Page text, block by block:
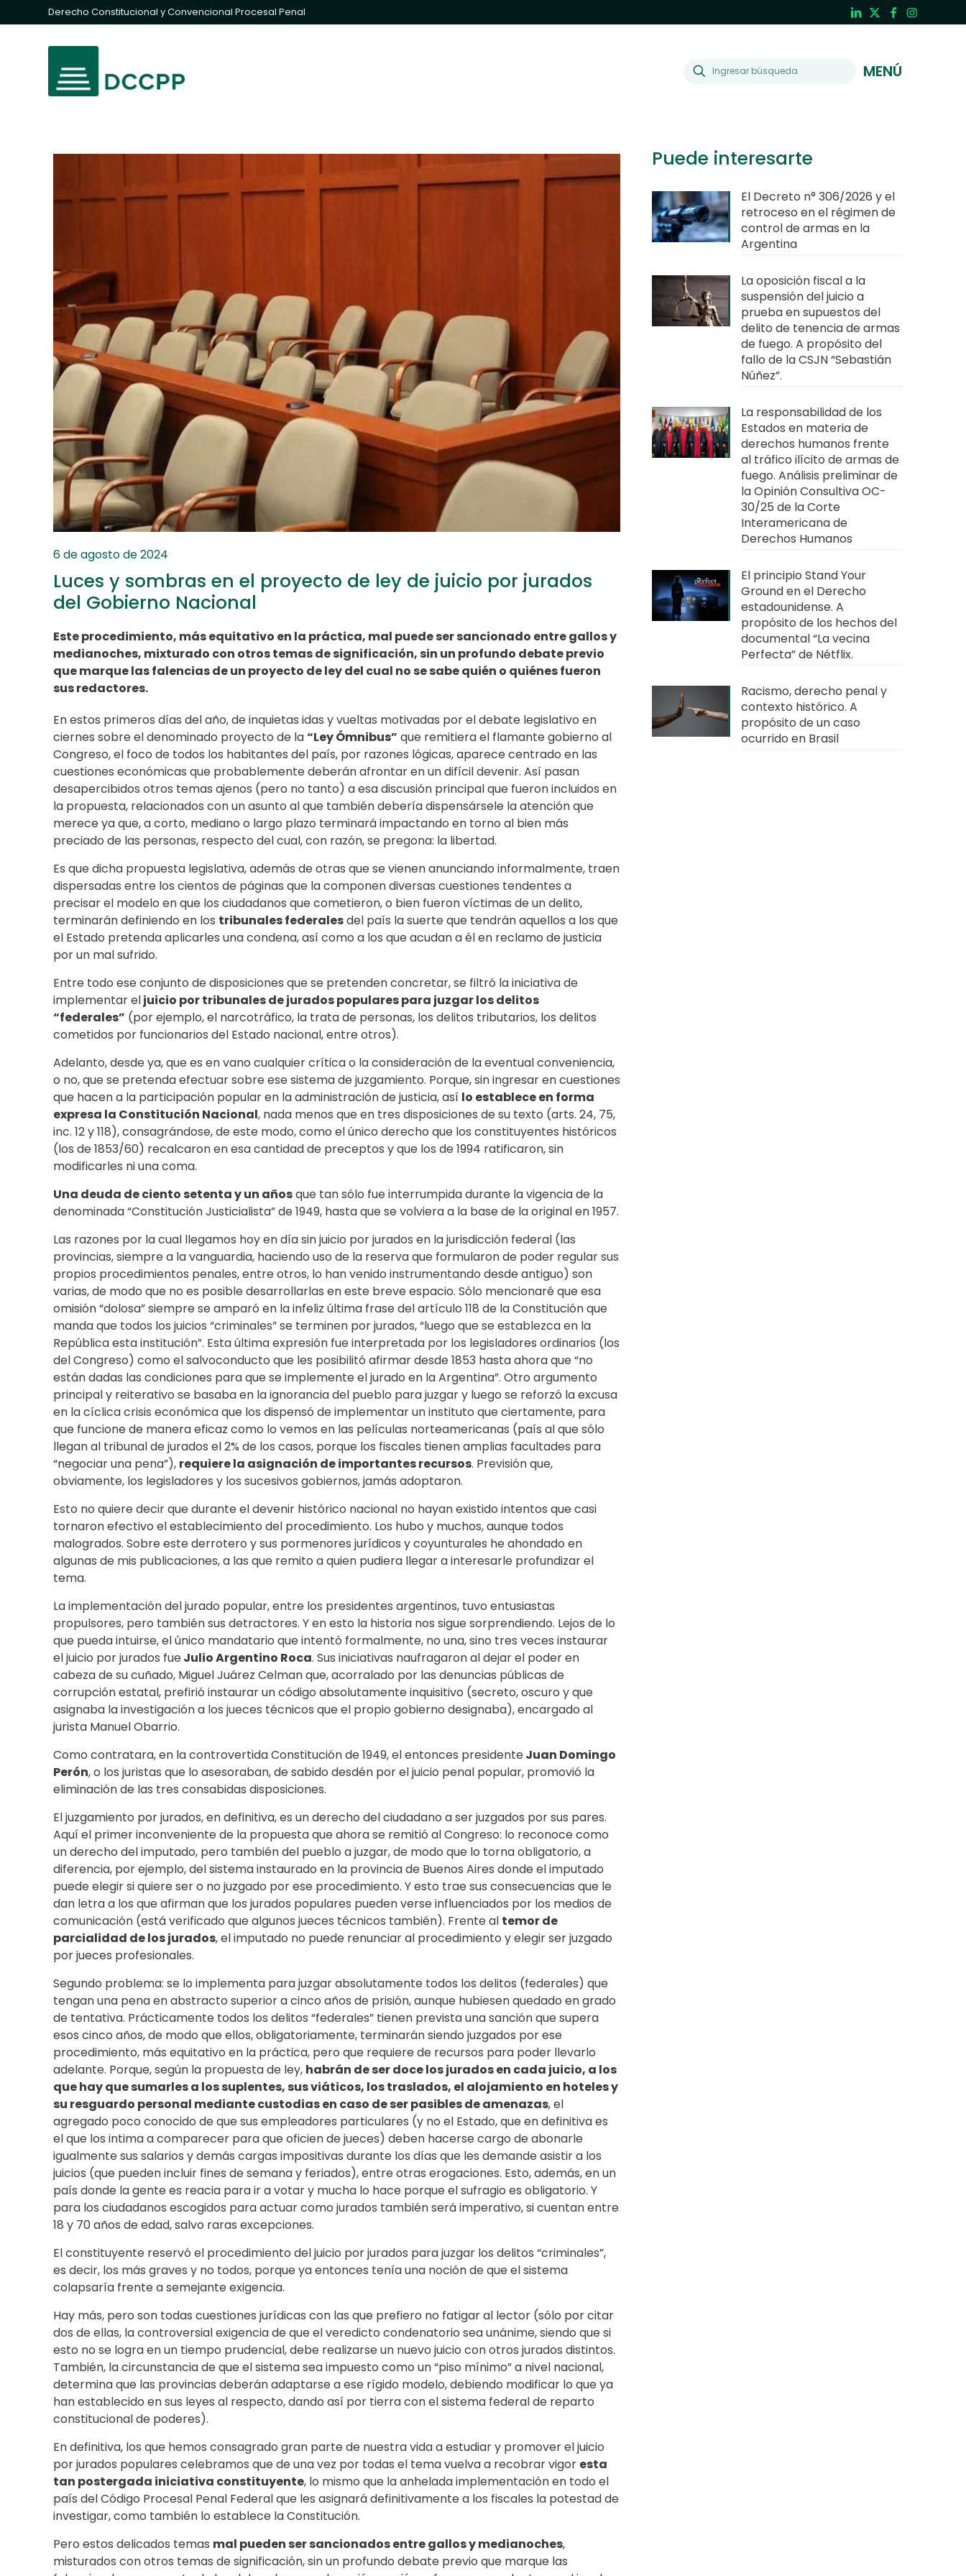
Derecho Constitucional y Convencional Procesal Penal
MENÚ
6 de agosto de 2024
Luces y sombras en el proyecto de ley de juicio por jurados
del Gobierno Nacional
Este procedimiento, más equitativo en la práctica, mal puede ser sancionado entre gallos y
medianoches, mixturado con otros temas de significación, sin un profundo debate previo
que marque las falencias de un proyecto de ley del cual no se sabe quién o quiénes fueron
sus redactores.
En estos primeros días del año, de inquietas idas y vueltas motivadas por el debate legislativo en
ciernes sobre el denominado proyecto de la“Ley Ómnibus” que remitiera el flamante gobierno al
Congreso, el foco de todos los habitantes del país, por razones lógicas, aparece centrado en las
cuestiones económicas que probablemente deberán afrontar en un difícil devenir. Así pasan
desapercibidos otros temas ajenos (pero no tanto) a esa discusión principal que fueron incluidos en
la propuesta, relacionados con un asunto al que también debería dispensársele la atención que
merece ya que, a corto, mediano o largo plazo terminará impactando en torno al bien más
preciado de las personas, respecto del cual, con razón, se pregona: la libertad.
Es que dicha propuesta legislativa, además de otras que se vienen anunciando informalmente, traen
dispersadas entre los cientos de páginas que la componen diversas cuestiones tendentes a
precisar el modelo en que los ciudadanos que cometieron, o bien fueron víctimas de un delito,
terminarán definiendo en los tribunales federalesdel país la suerte que tendrán aquellos a los que
el Estado pretenda aplicarles una condena, así como a los que acudan a él en reclamo de justicia
por un mal sufrido.
Entre todo ese conjunto de disposiciones que se pretenden concretar, se filtró la iniciativa de
implementar eljuicio por tribunales de jurados populares para juzgar los delitos
“federales” (por ejemplo, el narcotráfico, la trata de personas, los delitos tributarios, los delitos
cometidos por funcionarios del Estado nacional, entre otros).
Adelanto, desde ya, que es en vano cualquier crítica o la consideración de la eventual conveniencia,
o no, que se pretenda efectuar sobre ese sistema de juzgamiento. Porque, sin ingresar en cuestiones
que hacen a la participación popular en la administración de justicia, así lo establece en forma
expresa la Constitución Nacional, nada menos que en tres disposiciones de su texto (arts. 24, 75,
inc. 12 y 118), consagrándose, de este modo, como el único derecho que los constituyentes históricos
(los de 1853/60) recalcaron en esa cantidad de preceptos y que los de 1994 ratificaron, sin
modificarles ni una coma.
Una deuda de ciento setenta y un añosque tan sólo fue interrumpida durante la vigencia de la
denominada “Constitución Justicialista” de 1949, hasta que se volviera a la base de la original en 1957.
Las razones por la cual llegamos hoy en día sin juicio por jurados en la jurisdicción federal (las
provincias, siempre a la vanguardia, haciendo uso de la reserva que formularon de poder regular sus
propios procedimientos penales, entre otros, lo han venido instrumentando desde antiguo) son
varias, de modo que no es posible desarrollarlas en este breve espacio. Sólo mencionaré que esa
omisión “dolosa” siempre se amparó en la infeliz última frase del artículo 118 de la Constitución que
manda que todos los juicios “criminales” se terminen por jurados, “luego que se establezca en la
República esta institución”. Esta última expresión fue interpretada por los legisladores ordinarios (los
del Congreso) como el salvoconducto que les posibilitó afirmar desde 1853 hasta ahora que “no
están dadas las condiciones para que se implemente el jurado en la Argentina”. Otro argumento
principal y reiterativo se basaba en la ignorancia del pueblo para juzgar y luego se reforzó la excusa
en la cíclica crisis económica que los dispensó de implementar un instituto que ciertamente, para
que funcione de manera eficaz como lo vemos en las películas norteamericanas (país al que sólo
llegan al tribunal de jurados el 2% de los casos, porque los fiscales tienen amplias facultades para
“negociar una pena”), requiere la asignación de importantes recursos. Previsión que,
obviamente, los legisladores y los sucesivos gobiernos, jamás adoptaron.
Esto no quiere decir que durante el devenir histórico nacional no hayan existido intentos que casi
tornaron efectivo el establecimiento del procedimiento. Los hubo y muchos, aunque todos
malogrados. Sobre este derrotero y sus pormenores jurídicos y coyunturales he ahondado en
algunas de mis publicaciones, a las que remito a quien pudiera llegar a interesarle profundizar el
tema.
La implementación del jurado popular, entre los presidentes argentinos, tuvo entusiastas
propulsores, pero también sus detractores. Y en esto la historia nos sigue sorprendiendo. Lejos de lo
que pueda intuirse, el único mandatario que intentó formalmente, no una, sino tres veces instaurar
el juicio por jurados fueJulio Argentino Roca. Sus iniciativas naufragaron al dejar el poder en
cabeza de su cuñado, Miguel Juárez Celman que, acorralado por las denuncias públicas de
corrupción estatal, prefirió instaurar un código absolutamente inquisitivo (secreto, oscuro y que
asignaba la investigación a los jueces técnicos que el propio gobierno designaba), encargado al
jurista Manuel Obarrio.
Como contratara, en la controvertida Constitución de 1949, el entonces presidenteJuan Domingo
Perón, o los juristas que lo asesoraban, de sabido desdén por el juicio penal popular, promovió la
eliminación de las tres consabidas disposiciones.
El juzgamiento por jurados, en definitiva, es un derecho del ciudadano a ser juzgados por sus pares.
Aquí el primer inconveniente de la propuesta que ahora se remitió al Congreso: lo reconoce como
un derecho del imputado, pero también del pueblo a juzgar, de modo que lo torna obligatorio, a
diferencia, por ejemplo, del sistema instaurado en la provincia de Buenos Aires donde el imputado
puede elegir si quiere ser o no juzgado por ese procedimiento. Y esto trae sus consecuencias que le
dan letra a los que afirman que los jurados populares pueden verse influenciados por los medios de
comunicación (está verificado que algunos jueces técnicos también). Frente al temor de
parcialidad de los jurados, el imputado no puede renunciar al procedimiento y elegir ser juzgado
por jueces profesionales.
Segundo problema: se lo implementa para juzgar absolutamente todos los delitos (federales) que
tengan una pena en abstracto superior a cinco años de prisión, aunque hubiesen quedado en grado
de tentativa. Prácticamente todos los delitos “federales” tienen prevista una sanción que supera
esos cinco años, de modo que ellos, obligatoriamente, terminarán siendo juzgados por ese
procedimiento, más equitativo en la práctica, pero que requiere de recursos para poder llevarlo
adelante. Porque, según la propuesta de ley, habrán de ser doce los jurados en cada juicio, a los
que hay que sumarles a los suplentes, sus viáticos, los traslados, el alojamiento en hoteles y
su resguardo personal mediante custodias en caso de ser pasibles de amenazas, el
agregado poco conocido de que sus empleadores particulares (y no el Estado, que en definitiva es
el que los intima a comparecer para que oficien de jueces) deben hacerse cargo de abonarle
igualmente sus salarios y demás cargas impositivas durante los días que les demande asistir a los
juicios (que pueden incluir fines de semana y feriados), entre otras erogaciones. Esto, además, en un
país donde la gente es reacia para ir a votar y mucha lo hace porque el sufragio es obligatorio. Y
para los ciudadanos escogidos para actuar como jurados también será imperativo, si cuentan entre
18 y 70 años de edad, salvo raras excepciones.
El constituyente reservó el procedimiento del juicio por jurados para juzgar los delitos “criminales”,
es decir, los más graves y no todos, porque ya entonces tenía una noción de que el sistema
colapsaría frente a semejante exigencia.
Hay más, pero son todas cuestiones jurídicas con las que prefiero no fatigar al lector (sólo por citar
dos de ellas, la controversial exigencia de que el veredicto condenatorio sea unánime, siendo que si
esto no se logra en un tiempo prudencial, debe realizarse un nuevo juicio con otros jurados distintos.
También, la circunstancia de que el sistema sea impuesto como un “piso mínimo” a nivel nacional,
determina que las provincias deberán adaptarse a ese rígido modelo, debiendo modificar lo que ya
han establecido en sus leyes al respecto, dando así por tierra con el sistema federal de reparto
constitucional de poderes).
En definitiva, los que hemos consagrado gran parte de nuestra vida a estudiar y promover el juicio
por jurados populares celebramos que de una vez por todas el tema vuelva a recobrar vigor esta
tan postergada iniciativa constituyente, lo mismo que la anhelada implementación en todo el
país del Código Procesal Penal Federal que les asignará definitivamente a los fiscales la potestad de
investigar, como también lo establece la Constitución.
Pero estos delicados temas mal pueden ser sancionados entre gallos y medianoches,
misturados con otros temas de significación, sin un profundo debate previo que marque las
Puede interesarte
El Decreto n° 306/2026 y el
retroceso en el régimen de
control de armas en la
Argentina
La oposición fiscal a la
suspensión del juicio a
prueba en supuestos del
delito de tenencia de armas
de fuego. A propósito del
fallo de la CSJN “Sebastián
Núñez”.
La responsabilidad de los
Estados en materia de
derechos humanos frente
al tráfico ilícito de armas de
fuego. Análisis preliminar de
la Opinión Consultiva OC-
30/25 de la Corte
Interamericana de
Derechos Humanos
El principio Stand Your
Ground en el Derecho
estadounidense. A
propósito de los hechos del
documental “La vecina
Perfecta” de Nétflix.
Racismo, derecho penal y
contexto histórico. A
propósito de un caso
ocurrido en Brasil